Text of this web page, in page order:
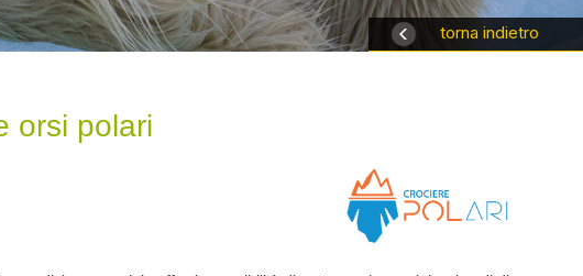
torna indietro
orsi polari